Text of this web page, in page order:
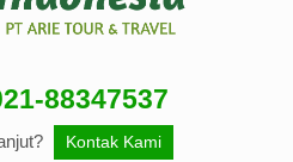
88347537
Kontak Kami